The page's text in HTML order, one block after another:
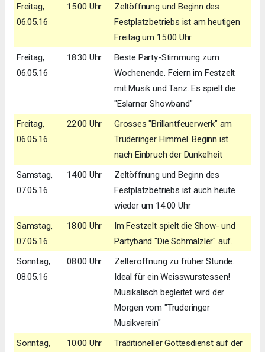
Freitag,
06.05.16
15.00 Uhr
Zeltöffnung und Beginn des
Festplatzbetriebs ist am heutigen
Freitag um 15.00 Uhr
Freitag,
06.05.16
18.30 Uhr
Beste Party-Stimmung zum
Wochenende. Feiern im Festzelt
mit Musik und Tanz. Es spielt die
"Eslarner Showband"
Freitag,
06.05.16
22.00 Uhr
Grosses "Brillantfeuerwerk" am
Truderinger Himmel. Beginn ist
nach Einbruch der Dunkelheit
Samstag,
07.05.16
14.00 Uhr
Zeltöffnung und Beginn des
Festplatzbetriebs ist auch heute
wieder um 14.00 Uhr
Samstag,
07.05.16
18.00 Uhr
Im Festzelt spielt die Show- und
Partyband "Die Schmalzler" auf.
Sonntag,
08.05.16
08.00 Uhr
Zelteröffnung zu früher Stunde.
Ideal für ein Weisswurstessen!
Musikalisch begleitet wird der
Morgen vom "Truderinger
Musikverein"
Sonntag,
10.00 Uhr
Traditioneller Gottesdienst auf der